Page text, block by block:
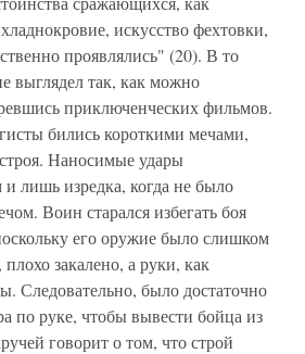
искусство фехтовки,
проявлялись" (20). В то
выглядел так, как можно
приключенческих фильмов.
бились короткими мечами,
Наносимые удары
лишь изредка, когда не было
Воин старался избегать боя
его оружие было слишком
закалено, а руки, как
Следовательно, было достаточно
по руке, чтобы вывести бойца из
говорит о том, что строй